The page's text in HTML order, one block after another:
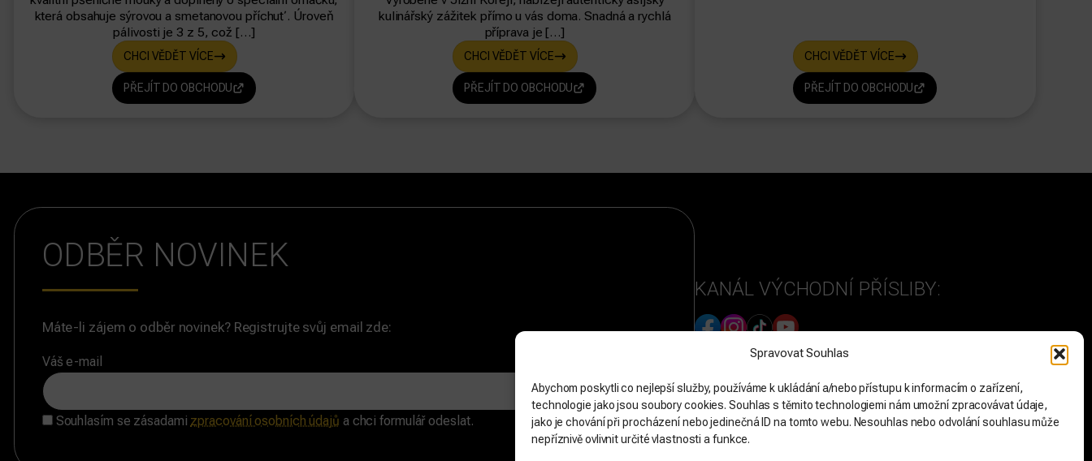
Spravovat Souhlas
Abychom poskytli co nejlepší služby, používáme k ukládání a/nebo přístupu k informacím o zařízení,
technologie jako jsou soubory cookies. Souhlas s těmito technologiemi nám umožní zpracovávat údaje,
jako je chování při procházení nebo jedinečná ID na tomto webu. Nesouhlas nebo odvolání souhlasu může
nepříznivě ovlivnit určité vlastnosti a funkce.
která obsahuje sýrovou a smetanovou příchuť. Úroveň
pálivosti je 3 z 5, což […]
CHCI VĚDĚT VÍCE
PŘEJÍT DO OBCHODU
kulinářský zážitek přímo u vás doma. Snadná a rychlá
příprava je […]
CHCI VĚDĚT VÍCE
PŘEJÍT DO OBCHODU
CHCI VĚDĚT VÍCE
PŘEJÍT DO OBCHODU
ODBĚR NOVINEK
Máte-li zájem o odběr novinek? Registrujte svůj email zde:
Váš e-mail
Souhlasím se zásadami zpracování osobních údajů a chci formulář odeslat.
KANÁL VÝCHODNÍ PŘÍSLIBY:
OSOBNÍ KANÁL PETRA DZINGELA